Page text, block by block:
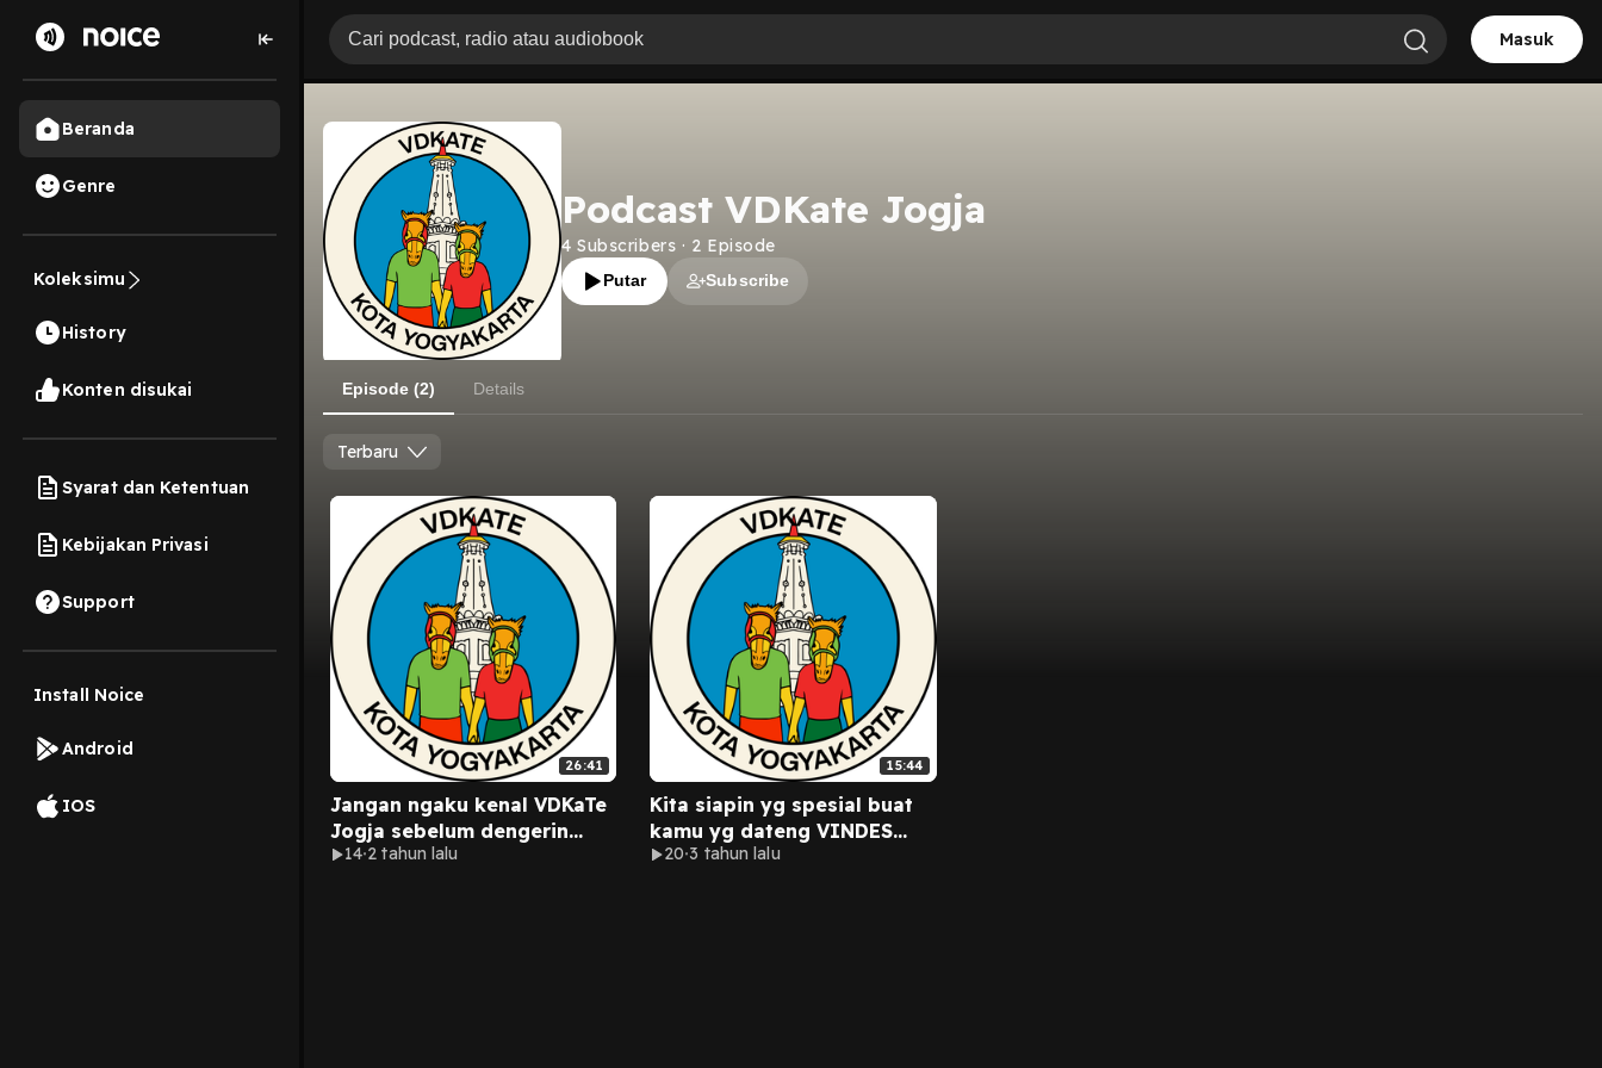
Beranda
Genre
Koleksimu
History
Konten disukai
Syarat dan Ketentuan
Kebijakan Privasi
Support
Install Noice
Android
IOS
Masuk
Podcast VDKate Jogja
4 Subscribers · 2 Episode
Putar Subscribe
Episode (2) Details
Terbaru
26:41
Jangan ngaku kenal VDKaTe
Jogja sebelum dengerin
episode ini
14 2 tahun lalu
15:44
Kita siapin yg spesial buat
kamu yg dateng VINDES
Tour 2023
20 3 tahun lalu